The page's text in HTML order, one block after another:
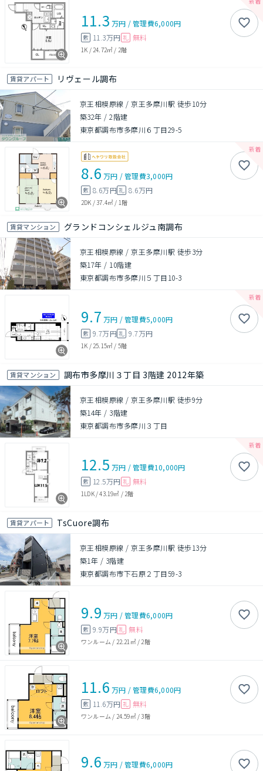
11.3 万円 /管理費6,000円
敷 11.3万円 礼 無料
1K / 24.72㎡ / 2階
賃貸アパート リヴェール調布
京王相模原線 / 京王多摩川駅 徒歩10分
築32年 /2階建
東京都調布市多摩川６丁目29-5
8.6 万円 /管理費3,000円
敷 8.6万円礼 8.6万円
2DK /37.4㎡ / 1階
賃貸マンション グランドコンシェルジュ南調布
京王相模原線 / 京王多摩川駅 徒歩3分
築17年 / 10階建
東京都調布市多摩川５丁目10-3
9.7 万円 /管理費5,000円
敷 9.7万円礼 9.7万円
1K / 25.15㎡ / 5階
賃貸マンション 調布市多摩川３丁目 3階建 2012年築
京王相模原線 / 京王多摩川駅 徒歩9分
築14年 / 3階建
東京都調布市多摩川３丁目
12.5 万円 /管理費10,000円
敷 12.5万円 礼 無料
1LDK/43.19㎡ / 2階
賃貸アパート TsCuore調布
京王相模原線 / 京王多摩川駅 徒歩13分
築1年 / 3階建
東京都調布市下石原２丁目59-3
9.9 万円 /管理費6,000円
敷 9.9万円 礼 無料
ワンルーム / 22.21㎡/ 2階
11.6 万円 /管理費6,000円
敷 11.6万円 礼 無料
ワンルーム / 24.59㎡/3階
9.6 万円 /管理費6,000円